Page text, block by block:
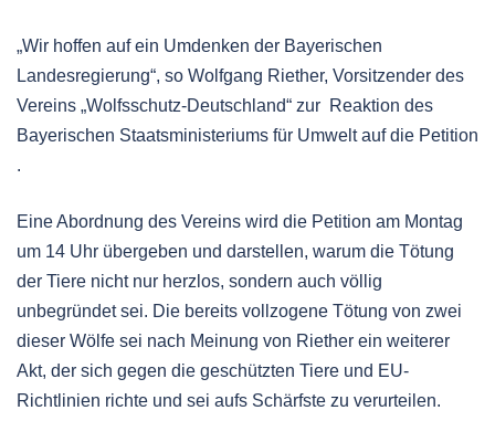
„Wir hoffen auf ein Umdenken der Bayerischen
Landesregierung“, so Wolfgang Riether, Vorsitzender des
Vereins „Wolfsschutz-Deutschland“ zur Reaktion des
Bayerischen Staatsministeriums für Umwelt auf die Petition
.
Eine Abordnung des Vereins wird die Petition am Montag
um 14 Uhr übergeben und darstellen, warum die Tötung
der Tiere nicht nur herzlos, sondern auch völlig
unbegründet sei. Die bereits vollzogene Tötung von zwei
dieser Wölfe sei nach Meinung von Riether ein weiterer
Akt, der sich gegen die geschützten Tiere und EU-
Richtlinien richte und sei aufs Schärfste zu verurteilen.